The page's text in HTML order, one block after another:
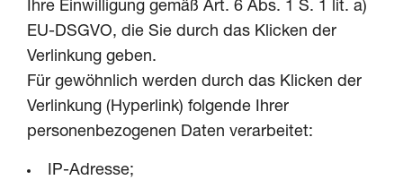
Ihre Einwilligung gemäß Art. 6 Abs. 1 S. 1 lit. a)
EU-DSGVO, die Sie durch das Klicken der
Verlinkung geben.
Für gewöhnlich werden durch das Klicken der
Verlinkung (Hyperlink) folgende Ihrer
personenbezogenen Daten verarbeitet:
IP-Adresse;